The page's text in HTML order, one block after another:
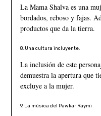
La Mama Shalva es una
bordados, reboso y fajas.
productos que da la tierra.
8. Una cultura incluyente.
La inclusión de este
demuestra la apertura que
excluye a la mujer.
9. La música del Pawkar Raymi